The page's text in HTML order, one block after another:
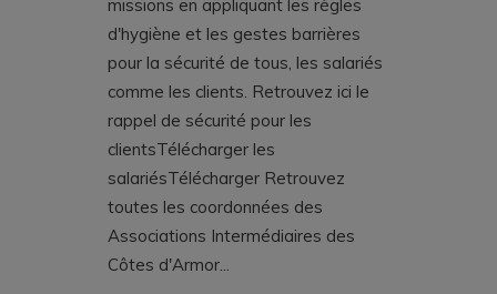
missions en appliquant les règles
d'hygiène et les gestes barrières
pour la sécurité de tous, les salariés
comme les clients. Retrouvez ici le
rappel de sécurité pour les
clientsTélécharger les
salariésTélécharger Retrouvez
toutes les coordonnées des
Associations Intermédiaires des
Côtes d'Armor...